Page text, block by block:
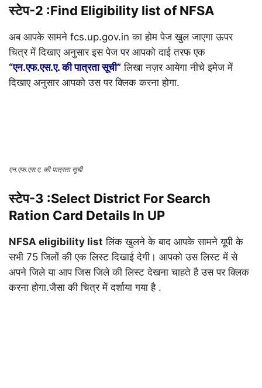
स्टेप-2 :Find Eligibility list of NFSA
अब आपके सामने fcs.up.gov.in का होम पेज खुल जाएगा ऊपर
चित्र में दिखाए अनुसार इस पेज पर आपको दाई तरफ एक
“एन.एफ.एस.ए. की पात्रता सूची” लिखा नज़र आयेगा नीचे इमेज में
दिखाए अनुसार आपको उस पर क्लिक करना होगा.
एन.एफ.एस.ए. की पात्रता सूची
स्टेप-3 :Select District For Search
Ration Card Details In UP
NFSA eligibility list लिंक खुलने के बाद आपके सामने यूपी के
सभी 75 जिलों की एक लिस्ट दिखाई देगी। आपको उस लिस्ट में से
अपने जिले या आप जिस जिले की लिस्ट देखना चाहते है उस पर क्लिक
करना होगा.जैसा की चित्र में दर्शाया गया है .